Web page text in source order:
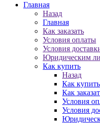
Главная
Назад
Главная
Как заказать
Условия оплаты
Условия
Юридическим
Как купить
Назад
Как купить
Как
Условия
Условия